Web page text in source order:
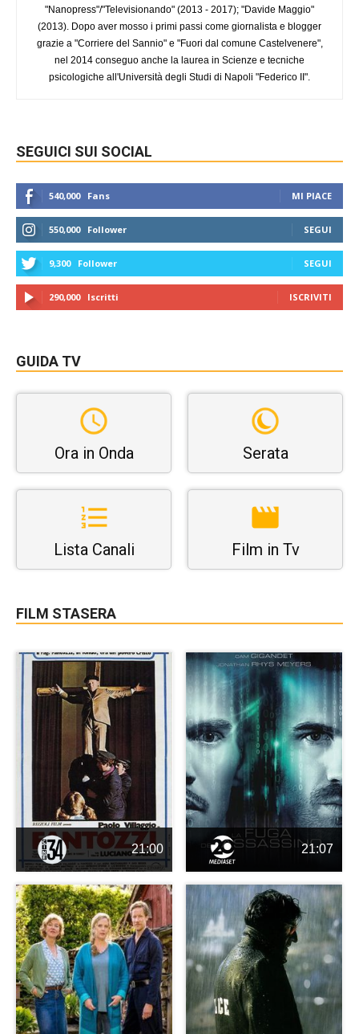
"Nanopress"/"Televisionando" (2013 - 2017); "Davide Maggio"
(2013). Dopo aver mosso i primi passi come giornalista e blogger
grazie a "Corriere del Sannio" e "Fuori dal comune Castelvenere",
nel 2014 conseguo anche la laurea in Scienze e tecniche
psicologiche all'Università degli Studi di Napoli "Federico II".
SEGUICI SUI SOCIAL
540,000 Fans MI PIACE
550,000 Follower SEGUI
9,300 Follower SEGUI
290,000 Iscritti ISCRIVITI
GUIDA TV
Ora in Onda Serata
Lista Canali Film in Tv
FILM STASERA
21:00 21:07